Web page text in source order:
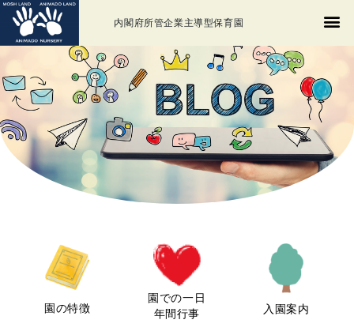
内閣府所管企業主導型保育園
園の特徴
園での一日
年間行事
入園案内